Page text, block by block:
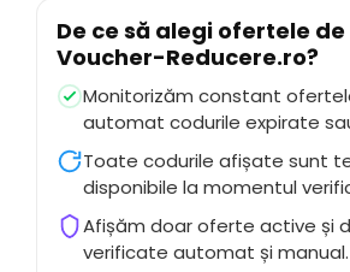
De ce să alegi ofertele de
Voucher-Reducere.ro?
Monitorizăm constant
automat codurile expirate
Toate codurile afișate sunt
disponibile la momentul
Afișăm doar oferte active și
verificate automat și manual.